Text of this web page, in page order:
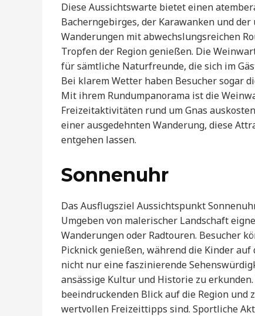
Diese Aussichtswarte bietet einen
Bacherngebirges, der Karawanken und
Wanderungen mit abwechslungsreichen
Tropfen der Region genießen. Die
für sämtliche Naturfreunde, die sich im
Bei klarem Wetter haben Besucher sogar
Mit ihrem Rundumpanorama ist die
Freizeitaktivitäten rund um Gnas
einer ausgedehnten Wanderung, diese
entgehen lassen.
Sonnenuhr
Das Ausflugsziel Aussichtspunkt
Umgeben von malerischer Landschaft
Wanderungen oder Radtouren. Besucher
Picknick genießen, während die Kinder
nicht nur eine faszinierende
ansässige Kultur und Historie zu
beeindruckenden Blick auf die Region und
wertvollen Freizeittipps sind. Sportliche